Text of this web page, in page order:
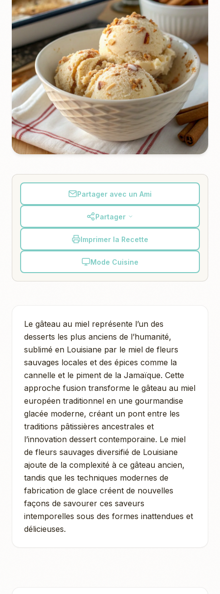
Partager avec un Ami
Partager
Imprimer la Recette
Mode Cuisine
Le gâteau au miel représente l’un des
desserts les plus anciens de l’humanité,
sublimé en Louisiane par le miel de fleurs
sauvages locales et des épices comme la
cannelle et le piment de la Jamaïque. Cette
approche fusion transforme le gâteau au miel
européen traditionnel en une gourmandise
glacée moderne, créant un pont entre les
traditions pâtissières ancestrales et
l’innovation dessert contemporaine. Le miel
de fleurs sauvages diversifié de Louisiane
ajoute de la complexité à ce gâteau ancien,
tandis que les techniques modernes de
fabrication de glace créent de nouvelles
façons de savourer ces saveurs
intemporelles sous des formes inattendues et
délicieuses.